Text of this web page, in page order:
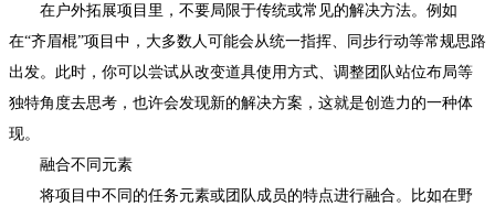
在户外拓展项目里，不要局限于传统或常见的解决方法。例如
在“齐眉棍”项目中，大多数人可能会从统一指挥、同步行动等常规思路
出发。此时，你可以尝试从改变道具使用方式、调整团队站位布局等
独特角度去思考，也许会发现新的解决方案，这就是创造力的一种体
现。
融合不同元素
将项目中不同的任务元素或团队成员的特点进行融合。比如在野